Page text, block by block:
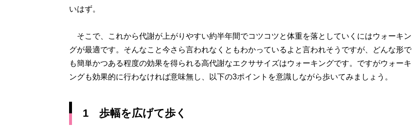
いはず。
そこで、これから代謝が上がりやすい約半年間でコツコツと体重を落としていくにはウォーキン
グが最適です。そんなこと今さら言われなくともわかっているよと言われそうですが、どんな形で
も簡単かつある程度の効果を得られる高代謝なエクササイズはウォーキングです。ですがウォーキ
ングも効果的に行わなければ意味無し、以下の3ポイントを意識しながら歩いてみましょう。
1 歩幅を広げて歩く